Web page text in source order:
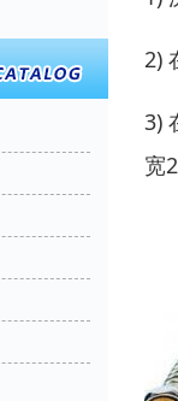
2)
3)
宽